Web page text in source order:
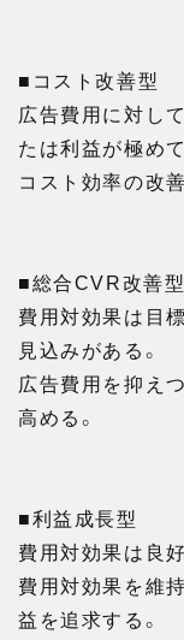
■コスト改善型
広告費用に対し
たは利益が極め
コスト効率の改
■総合CVR改善型
費用対効果は目
見込みがある。
広告費用を抑え
高める。
■利益成長型
費用対効果は良
費用対効果を維
益を追求する。